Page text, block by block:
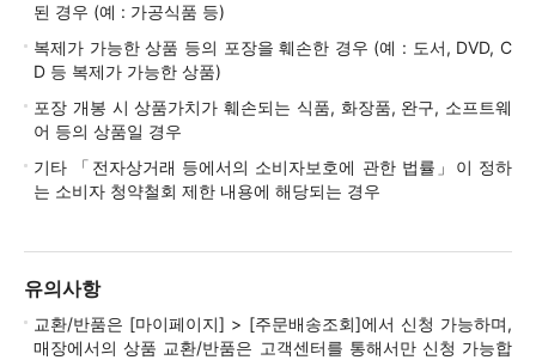
된 경우 (예 : 가공식품 등)
복제가 가능한 상품 등의 포장을 훼손한 경우 (예 : 도서, DVD, C
D 등 복제가 가능한 상품)
포장 개봉 시 상품가치가 훼손되는 식품, 화장품, 완구, 소프트웨
어 등의 상품일 경우
기타 「전자상거래 등에서의 소비자보호에 관한 법률」이 정하
는 소비자 청약철회 제한 내용에 해당되는 경우
유의사항
교환/반품은 [마이페이지] > [주문배송조회]에서 신청 가능하며,
매장에서의 상품 교환/반품은 고객센터를 통해서만 신청 가능합